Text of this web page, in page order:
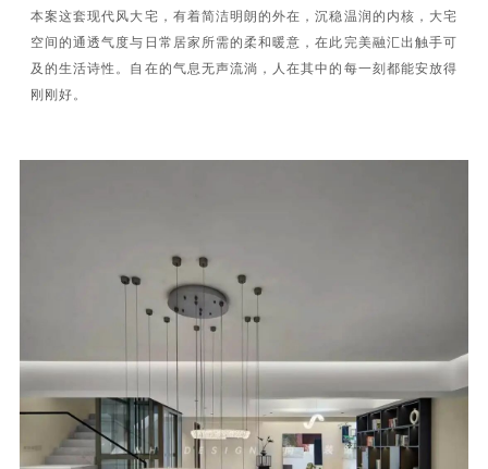
本案这套现代风大宅，有着简洁明朗的外在，沉稳温润的内核，大宅
空间的通透气度与日常居家所需的柔和暖意，在此完美融汇出触手可
及的生活诗性。自在的气息无声流淌，人在其中的每一刻都能安放得
刚刚好。